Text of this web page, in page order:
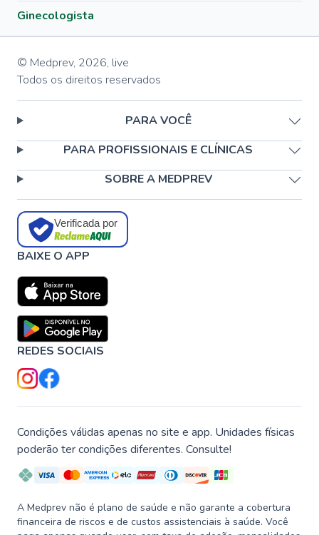
Ginecologista
© Medprev, 2026, live
Todos os direitos reservados
PARA VOCÊ
PARA PROFISSIONAIS E CLÍNICAS
SOBRE A MEDPREV
Verificada por
BAIXE O APP
REDES SOCIAIS
Condições válidas apenas no site e app. Unidades físicas
poderão ter condições diferentes. Consulte!
A Medprev não é plano de saúde e não garante a cobertura
financeira de riscos e de custos assistenciais à saúde. Você